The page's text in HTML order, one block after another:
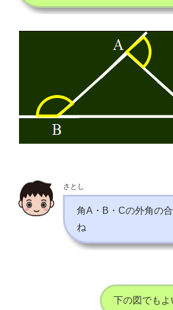
さとし
角A・B・Cの外角の
ね
下の図でもよ